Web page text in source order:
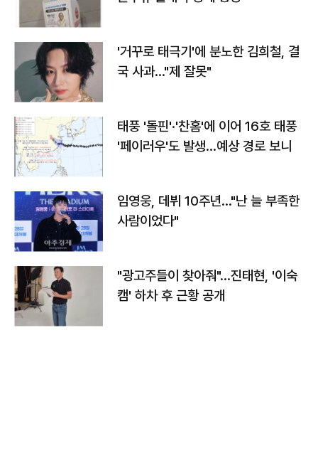
'거꾸로 태극기'에 분노한 김희철, 결
국 사과…"제 잘못"
태풍 '돌핀'·'찬홈'에 이어 16호 태풍
'페이러우'도 발생…예상 경로 보니
임영웅, 데뷔 10주년…"난 늘 부족한
사람이었다"
"광고주들이 찾아줘"…진태현, '이숙
캠' 하차 후 근황 공개